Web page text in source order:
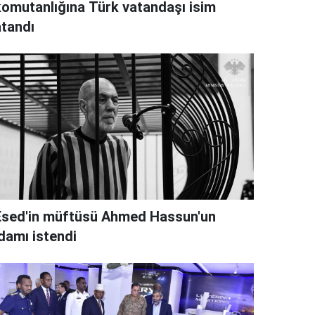
Türk vatandaşı isim
müftüsü Ahmed Hassun'un
istendi